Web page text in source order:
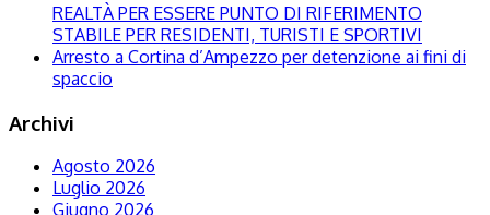
REALTÀ PER ESSERE PUNTO DI RIFERIMENTO
STABILE PER RESIDENTI, TURISTI E SPORTIVI
Arresto a Cortina d’Ampezzo per detenzione ai fini di
spaccio
Archivi
Agosto 2026
Luglio 2026
Giugno 2026